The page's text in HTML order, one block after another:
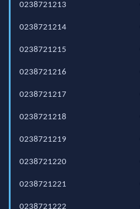
0238721213
0238721214
0238721215
0238721216
0238721217
0238721218
0238721219
0238721220
0238721221
0238721222